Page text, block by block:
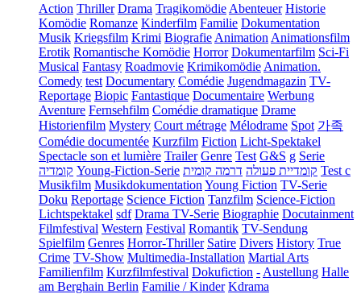
Action Thriller Drama Tragikomödie Abenteuer Historie
Komödie Romanze Kinderfilm Familie Dokumentation
Musik Kriegsfilm Krimi Biografie Animation Animationsfilm
Erotik Romantische Komödie Horror Dokumentarfilm Sci-Fi
Musical Fantasy Roadmovie Krimikomödie Animation.
Comedy test Documentary Comédie Jugendmagazin TV-
Reportage Biopic Fantastique Documentaire Werbung
Aventure Fernsehfilm Comédie dramatique Drame
Historienfilm Mystery Court métrage Mélodrame Spot 가족
Comédie documentée Kurzfilm Fiction Licht-Spektakel
Spectacle son et lumière Trailer Genre Test G&S g Serie
קומדיה Young-Fiction-Serie קומדיית פעולה דרמה קומית
Test c
Musikfilm Musikdokumentation Young Fiction TV-Serie
Doku Reportage Science Fiction Tanzfilm Science-Fiction
Lichtspektakel sdf Drama TV-Serie Biographie Docutainment
Filmfestival Western Festival Romantik TV-Sendung
Spielfilm Genres Horror-Thriller Satire Divers History True
Crime TV-Show Multimedia-Installation Martial Arts
Familienfilm Kurzfilmfestival Dokufiction - Austellung Halle
am Berghain Berlin Familie / Kinder Kdrama